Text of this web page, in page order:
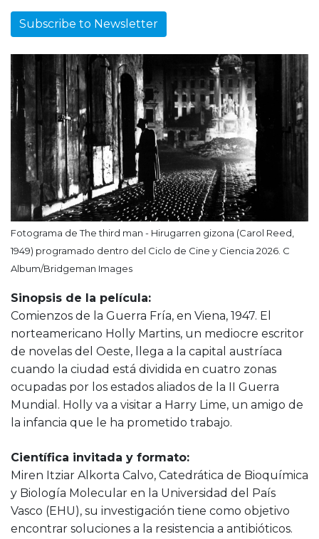
Subscribe to Newsletter
Fotograma de The third man - Hirugarren gizona (Carol Reed,
1949) programado dentro del Ciclo de Cine y Ciencia 2026. C
Album/Bridgeman Images
Sinopsis de la película:
Comienzos de la Guerra Fría, en Viena, 1947. El
norteamericano Holly Martins, un mediocre escritor
de novelas del Oeste, llega a la capital austríaca
cuando la ciudad está dividida en cuatro zonas
ocupadas por los estados aliados de la II Guerra
Mundial. Holly va a visitar a Harry Lime, un amigo de
la infancia que le ha prometido trabajo.
Científica invitada y formato:
Miren Itziar Alkorta Calvo, Catedrática de Bioquímica
y Biología Molecular en la Universidad del País
Vasco (EHU), su investigación tiene como objetivo
encontrar soluciones a la resistencia a antibióticos.